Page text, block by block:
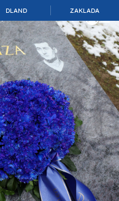
DLAND ZAKLADA